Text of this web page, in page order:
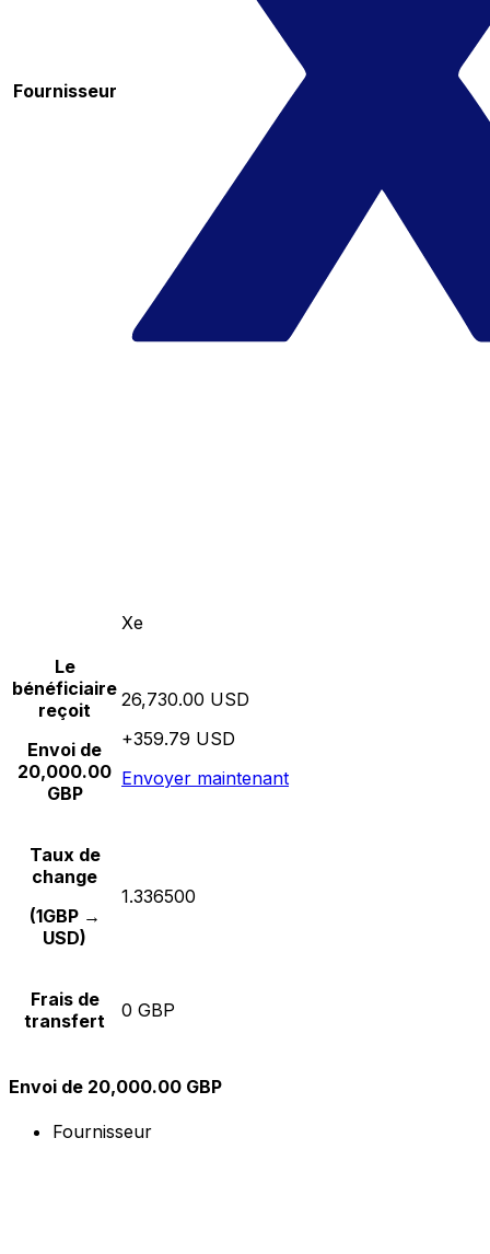
Fournisseur
Xe
Le
bénéficiaire
reçoit
Envoi de
20,000.00
GBP
26,730.00 USD
+359.79 USD
Envoyer maintenant
Taux de
change
(1GBP →
USD)
1.336500
Frais de
transfert
0 GBP
Envoi de 20,000.00 GBP
Fournisseur